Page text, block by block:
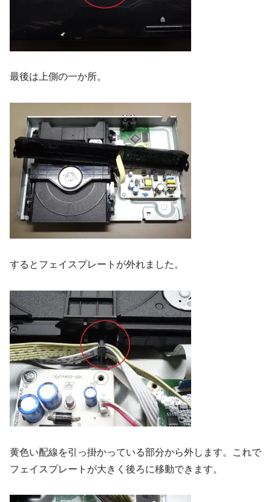
最後は上側の一か所。
するとフェイスプレートが外れました。
黄色い配線を引っ掛かっている部分から外します。これで
フェイスプレートが大きく後ろに移動できます。